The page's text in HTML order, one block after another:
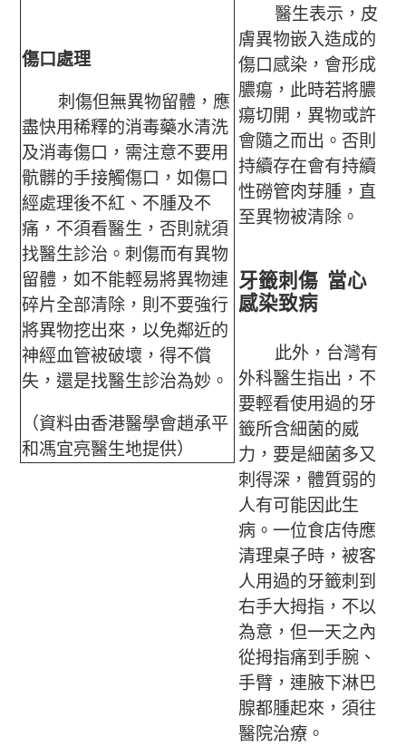
傷口處理
刺傷但無異物留體，應
盡快用稀釋的消毒藥水清洗
及消毒傷口，需注意不要用
骯髒的手接觸傷口，如傷口
經處理後不紅、不腫及不
痛，不須看醫生，否則就須
找醫生診治。刺傷而有異物
留體，如不能輕易將異物連
碎片全部清除，則不要強行
將異物挖出來，以免鄰近的
神經血管被破壞，得不償
失，還是找醫生診治為妙。
（資料由香港醫學會趙承平
和馮宜亮醫生地提供）
醫生表示，皮
膚異物嵌入造成的
傷口感染，會形成
膿瘍，此時若將膿
瘍切開，異物或許
會隨之而出。否則
持續存在會有持續
性磱管肉芽腫，直
至異物被清除。
牙籤刺傷 當心
感染致病
此外，台灣有
外科醫生指出，不
要輕看使用過的牙
籤所含細菌的威
力，要是細菌多又
刺得深，體質弱的
人有可能因此生
病。一位食店侍應
清理桌子時，被客
人用過的牙籤刺到
右手大拇指，不以
為意，但一天之內
從拇指痛到手腕、
手臂，連腋下淋巴
腺都腫起來，須往
醫院治療。